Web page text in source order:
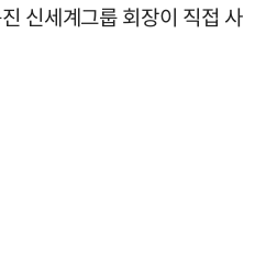
신세계그룹 회장이 직접 사